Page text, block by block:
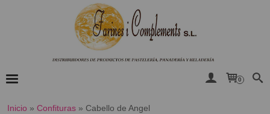
0
Inicio » Confituras » Cabello de Angel